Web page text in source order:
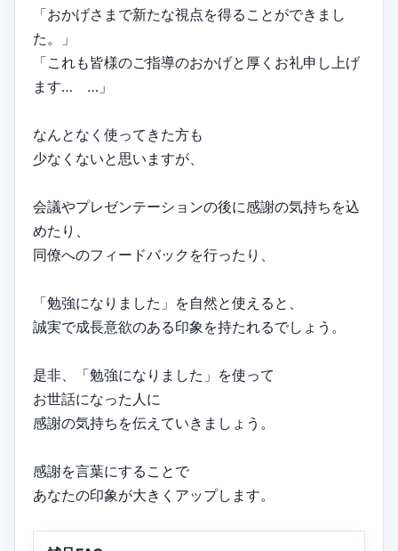
「おかげさまで新たな視点を得ることができまし
た。」
「これも皆様のご指導のおかげと厚くお礼申し上げ
ます… …」
なんとなく使ってきた方も
少なくないと思いますが、
会議やプレゼンテーションの後に感謝の気持ちを込
めたり、
同僚へのフィードバックを行ったり、
「勉強になりました」を自然と使えると、
誠実で成長意欲のある印象を持たれるでしょう。
是非、「勉強になりました」を使って
お世話になった人に
感謝の気持ちを伝えていきましょう。
感謝を言葉にすることで
あなたの印象が大きくアップします。